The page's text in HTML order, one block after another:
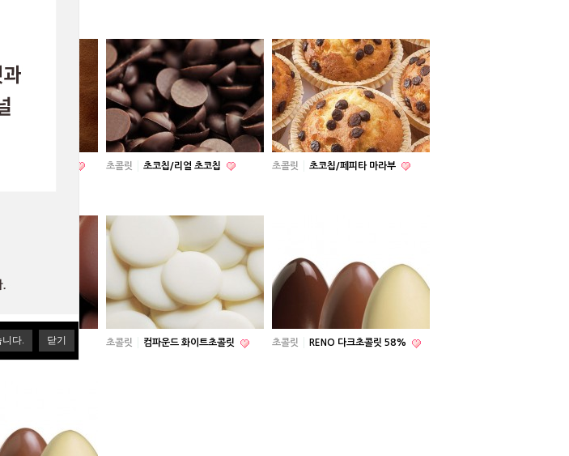
다. 닫기
초콜릿 초코칩/리얼 초코칩 초콜릿 초코칩/페피타 마라부
드 밀크초콜릿 초콜릿 컴파운드 화이트초콜릿 초콜릿 RENO 다크초콜릿 58%